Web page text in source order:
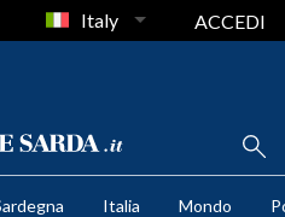
Italy ACCEDI
Italia Mondo